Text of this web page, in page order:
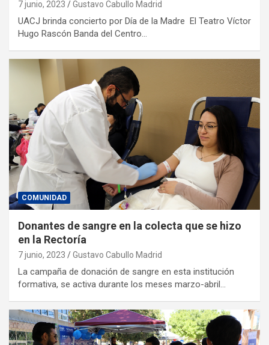
7 junio, 2023 Gustavo Cabullo Madrid
UACJ brinda concierto por Día de la Madre El Teatro Víctor
Hugo Rascón Banda del Centro…
COMUNIDAD
Donantes de sangre en la colecta que se hizo
en la Rectoría
7 junio, 2023 Gustavo Cabullo Madrid
La campaña de donación de sangre en esta institución
formativa, se activa durante los meses marzo-abril…